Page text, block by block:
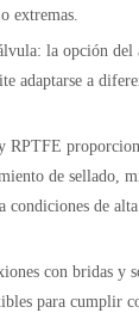
extremas.
la opción del
adaptarse a
RPTFE
de sellado,
condiciones de
con bridas y
para cumplir